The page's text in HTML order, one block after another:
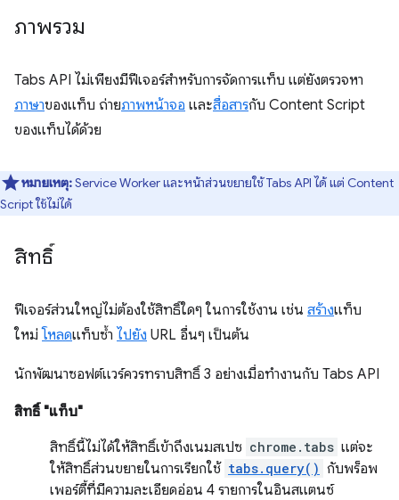
ภาพรวม
Tabs API ไม่เพียงมีฟีเจอร์สำหรับการจัดการแท็บ แต่ยังตรวจหา
ภาษาของแท็บ ถ่ายภาพหน้าจอ และสื่อสารกับ Content Script
ของแท็บได้ด้วย
หมายเหตุ:Service Worker และหน้าส่วนขยายใช้ Tabs API ได้ แต่ Content
Script ใช้ไม่ได้
สิทธิ์
ฟีเจอร์ส่วนใหญ่ไม่ต้องใช้สิทธิ์ใดๆ ในการใช้งาน เช่น สร้างแท็บ
ใหม่ โหลดแท็บซ้ำ ไปยัง URL อื่นๆ เป็นต้น
นักพัฒนาซอฟต์แวร์ควรทราบสิทธิ์ 3 อย่างเมื่อทำงานกับ Tabs API
สิทธิ์ "แท็บ"
สิทธิ์นี้ไม่ได้ให้สิทธิ์เข้าถึงเนมสเปซ chrome.tabs แต่จะ
ให้สิทธิ์ส่วนขยายในการเรียกใช้ tabs.query() กับพร็อพ
เพอร์ตี้ที่มีความละเอียดอ่อน 4 รายการในอินสแตนซ์